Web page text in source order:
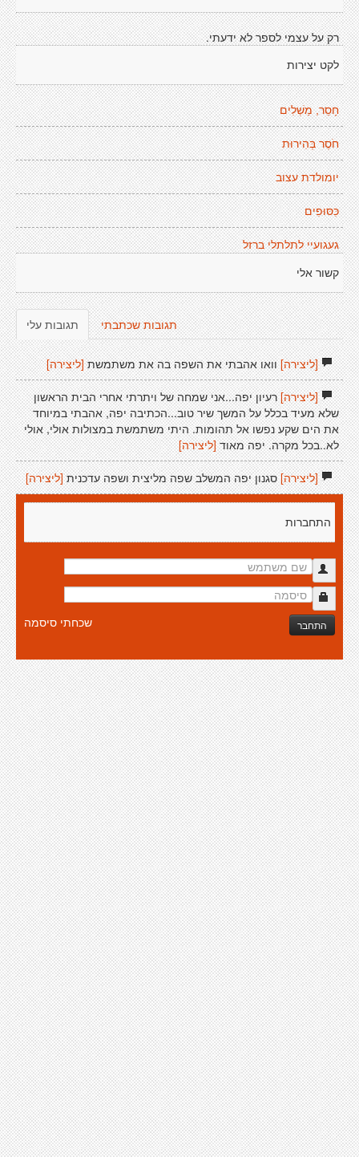
רק על עצמי לספר לא ידעתי.
לקט יצירות
חָסֵר, מַשְׁלִים
חֹסֶר בְּהִירוּת
יומולדת עצוב
כִּסּוּפִים
געגועיי לתלתלי ברזל
קשור אלי
תגובות עלי תגובות שכתבתי
[ליצירה]וואו אהבתי את השפה בה את משתמשת [ליצירה]
[ליצירה]רעיון יפה...אני שמחה של ויתרתי אחרי הבית הראשון
שלא מעיד בכלל על המשך שיר טוב...הכתיבה יפה, אהבתי במיוחד
את הים שקע נפשו אל תהומות. היתי משתמשת במצולות אולי, אולי
לא..בכל מקרה. יפה מאוד [ליצירה]
[ליצירה]סגנון יפה המשלב שפה מליצית ושפה עדכנית [ליצירה]
התחברות
התחבר שכחתי סיסמה